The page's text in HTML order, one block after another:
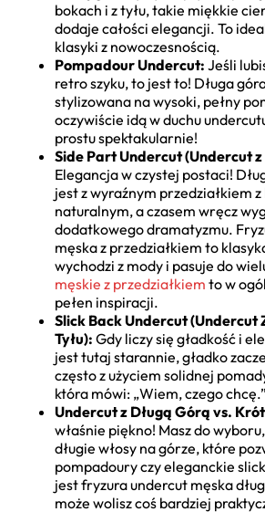
bokach i z tyłu, takie miękkie
dodaje całości elegancji. To
klasyki z nowoczesnością.
Pompadour Undercut: Jeśli
retro szyku, to jest to! Długa
stylizowana na wysoki, pełny
oczywiście idą w duchu
prostu spektakularnie!
Side Part Undercut (Undercut
Elegancja w czystej postaci!
jest z wyraźnym przedziałkiem z
naturalnym, a czasem wręcz
dodatkowego dramatyzmu.
męska z przedziałkiem to
wychodzi z mody i pasuje do
męskie z przedziałkiem to w
pełen inspiracji.
Slick Back Undercut (Undercut
Tyłu): Gdy liczy się gładkość i
jest tutaj starannie, gładko
często z użyciem solidnej
która mówi: „Wiem, czego chcę.”
Undercut z Długą Górą vs.
właśnie piękno! Masz do
długie włosy na górze, które
pompadoury czy eleganckie
jest fryzura undercut męska
może wolisz coś bardziej